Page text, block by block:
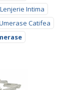
Intima
Catifea